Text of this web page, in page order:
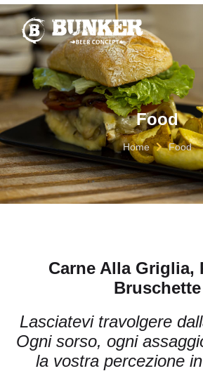
Food
Home Food
Carne Alla Griglia,
Bruschette
Lasciatevi travolgere
Ogni sorso, ogni
la vostra percezione